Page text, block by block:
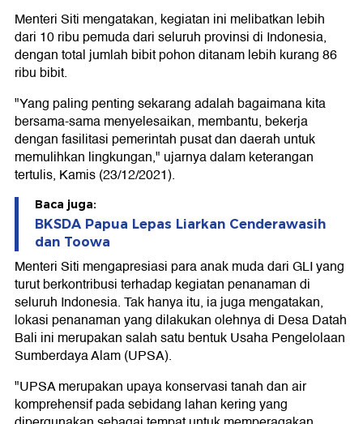
Menteri Siti mengatakan, kegiatan ini melibatkan lebih
dari 10 ribu pemuda dari seluruh provinsi di Indonesia,
dengan total jumlah bibit pohon ditanam lebih kurang 86
ribu bibit.
"Yang paling penting sekarang adalah bagaimana kita
bersama-sama menyelesaikan, membantu, bekerja
dengan fasilitasi pemerintah pusat dan daerah untuk
memulihkan lingkungan," ujarnya dalam keterangan
tertulis, Kamis (23/12/2021).
Baca juga:
BKSDA Papua Lepas Liarkan Cenderawasih
dan Toowa
Menteri Siti mengapresiasi para anak muda dari GLI yang
turut berkontribusi terhadap kegiatan penanaman di
seluruh Indonesia. Tak hanya itu, ia juga mengatakan,
lokasi penanaman yang dilakukan olehnya di Desa Datah
Bali ini merupakan salah satu bentuk Usaha Pengelolaan
Sumberdaya Alam (UPSA).
"UPSA merupakan upaya konservasi tanah dan air
komprehensif pada sebidang lahan kering yang